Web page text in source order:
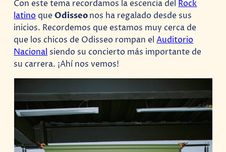
Con este tema recordamos la escencia del Rock
latinoque Odisseonos ha regalado desde sus
inicios. Recordemos que estamos muy cerca de
que los chicos de Odisseo rompan elAuditorio
Nacional siendo su concierto más importante de
su carrera. ¡Ahí nos vemos!